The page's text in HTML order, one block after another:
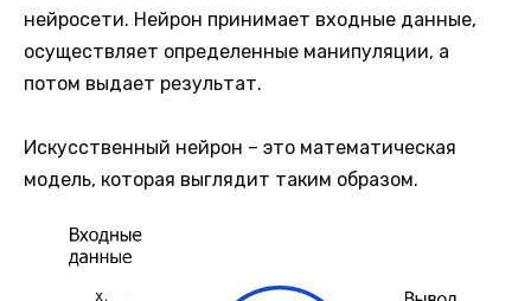
нейросети. Нейрон принимает входные данные,
осуществляет определенные манипуляции, а
потом выдает результат.
Искусственный нейрон – это математическая
модель, которая выглядит таким образом.